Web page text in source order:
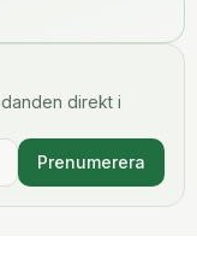
direkt i
Prenumerera